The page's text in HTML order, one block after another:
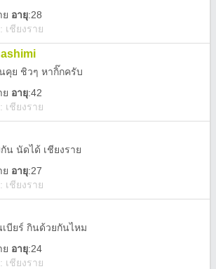
ย อายุ:28
: เชียงราย
คุย ชิวๆ หากิ๊กครับ
ย อายุ:42
: เชียงราย
น​ นัดได้​ เชียงราย
ย อายุ:27
: เชียงราย
บียร์ กินด้วยกันไหม
ย อายุ:24
: เชียงราย